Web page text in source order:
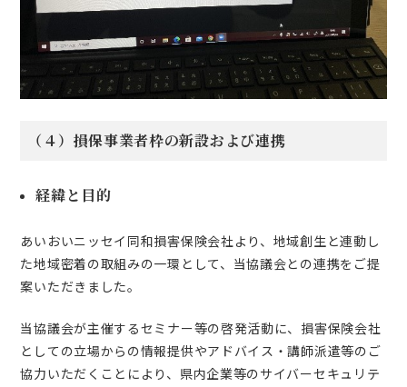
（４）損保事業者枠の新設および連携
経緯と目的
あいおいニッセイ同和損害保険会社より、地域創生と連動し
た地域密着の取組みの一環として、当協議会との連携をご提
案いただきました。
当協議会が主催するセミナー等の啓発活動に、損害保険会社
としての立場からの情報提供やアドバイス・講師派遣等のご
協力いただくことにより、県内企業等のサイバーセキュリテ